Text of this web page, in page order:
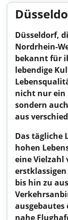
Düsseldorf,
Nordrhein-
bekannt für
lebendige
nicht nur ein
sondern
aus
Das tägliche
hohen
eine Vielzahl
bis hin zu
nahe